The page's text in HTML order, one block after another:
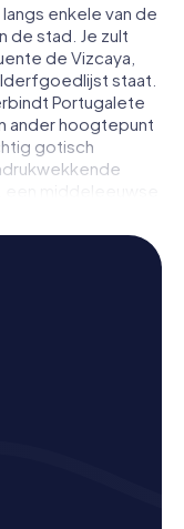
enkele van de
de stad. Je zult
de Vizcaya,
staat.
Portugalete
ander hoogtepunt
gotisch
een middeleeuwse
herbergt, is
en andere
en
de speurtocht
werd
een bewogen
van hieruit aan